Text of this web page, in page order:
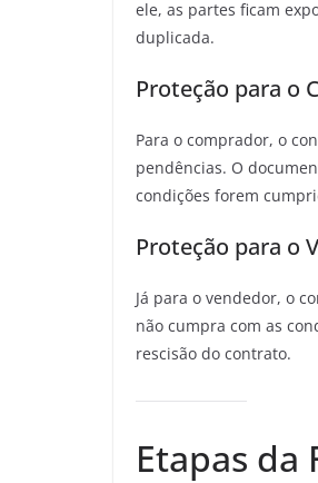
ele, as partes ficam
duplicada.
Proteção para o
Para o comprador, o
pendências. O
condições forem
Proteção para o
Já para o vendedor, o
não cumpra com as
rescisão do contrato.
Etapas da